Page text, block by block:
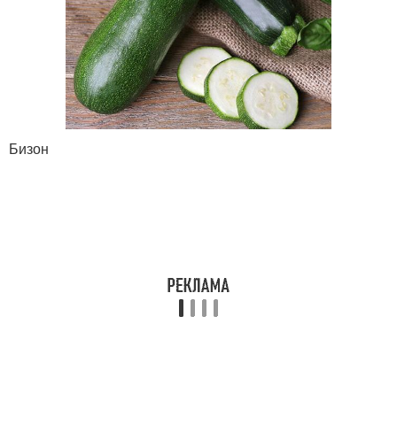
Бизон